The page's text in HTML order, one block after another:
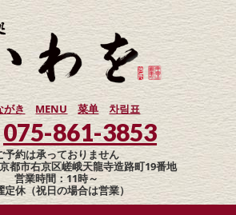
がき MENU 菜单 차림표
075-861-3853
予約は承っておりません
都市右京区嵯峨天龍寺造路町19番地
営業時間：11時～
定休（祝日の場合は営業）